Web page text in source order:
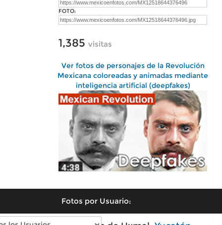
FOTO:
1,385 visitas
Ver fotos de personajes de la Revolución
Mexicana coloreadas y animadas mediante
inteligencia artificial (deepfakes)
Fotos por Usuario: